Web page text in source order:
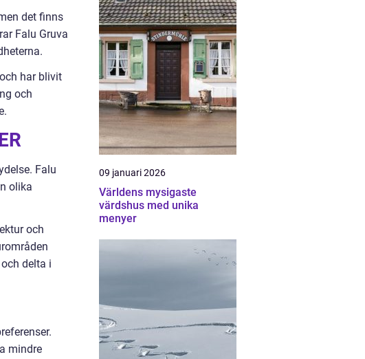
det finns
Falu Gruva
har blivit
och
Falu
olika
och
delta i
mindre
09 januari 2026
Världens mysigaste
värdshus med unika
menyer